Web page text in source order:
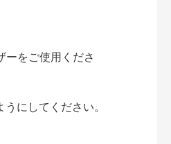
をご使用くださ
にしてください。